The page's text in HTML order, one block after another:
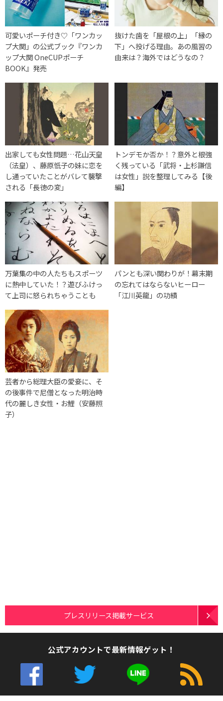
可愛いポーチ付き♡「ワンカッ
プ大関」の公式ブック『ワンカ
ップ大関 OneCUPポーチ
BOOK』発売
抜けた歯を「屋根の上」「縁の
下」へ投げる理由。あの風習の
由来は？海外ではどうなの？
出家しても女性問題…花山天皇
（法皇）、藤原忯子の妹に恋を
し通っていたことがバレて襲撃
される「長徳の変」
トンデモか否か！？意外と根強
く残っている「武将・上杉謙信
は女性」説を整理してみる【後
編】
万葉集の中の人たちもスポーツ
に熱中していた！？遊びふけっ
て上司に怒られちゃうことも
パンとも深い関わりが！幕末期
の忘れてはならないヒーロー
「江川英龍」の功績
芸者から総理大臣の愛妾に、そ
の後事件で尼僧となった明治時
代の麗しき女性・お鯉（安藤照
子）
プレスリリース掲載サービス
公式アカウントで最新情報ゲット！